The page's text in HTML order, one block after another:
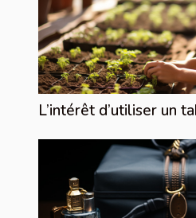
L’intérêt d’utiliser un